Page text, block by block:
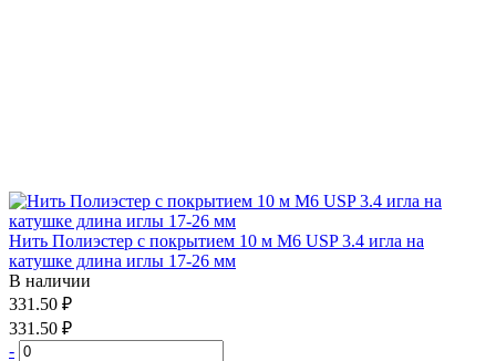
Нить Полиэстер с покрытием 10 м М6 USP 3.4 игла на
катушке длина иглы 17-26 мм
В наличии
331.50 ₽
331.50 ₽
-